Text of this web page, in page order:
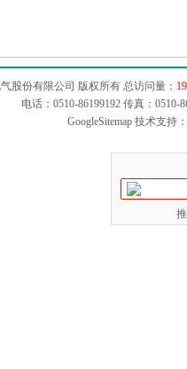
股份有限公司 版权所有 总访问量：
电话：0510-86199192 传真：
GoogleSitemap技术支持